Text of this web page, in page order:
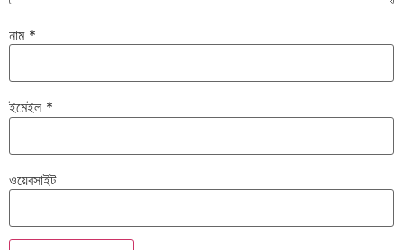
নাম *
ইমেইল *
ওয়েবসাইট